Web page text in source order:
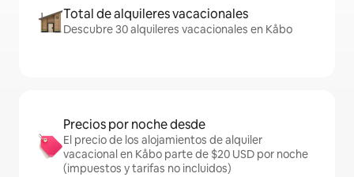
Total de alquileres vacacionales
Descubre 30 alquileres vacacionales en Kåbo
Precios por noche desde
El precio de los alojamientos de alquiler
vacacional en Kåbo parte de $20 USD por noche
(impuestos y tarifas no incluidos)